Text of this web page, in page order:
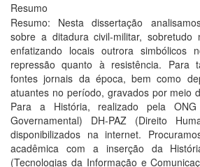
Resumo
Resumo: Nesta dissertação
sobre a ditadura civil-militar, sobretudo
enfatizando locais outrora
repressão quanto à resistência. Para
fontes jornais da época, bem como
atuantes no período, gravados por meio
Para a História, realizado pela
Governamental) DH-PAZ (Direito
disponibilizados na internet.
acadêmica com a inserção da
(Tecnologias da Informação e